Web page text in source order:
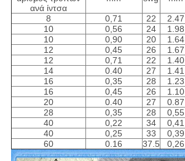
ανά ίντσα
8 0,71 22 2.47
10
0,56 24 1.98
10
0,90 20 1.64
12
0,45 26 1.67
12
0,71 22 1.40
14
0.40 27 1.41
16
0,35 28 1.23
16
0,45 26 1.10
20
0.40 27 0.87
28
0,35 28 0,55
40
0,22 34 0,41
40
0,25 33 0,39
60
0.16 37.5 0,26